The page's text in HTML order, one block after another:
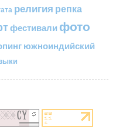
религия репка
фестивали фото
южноиндийский